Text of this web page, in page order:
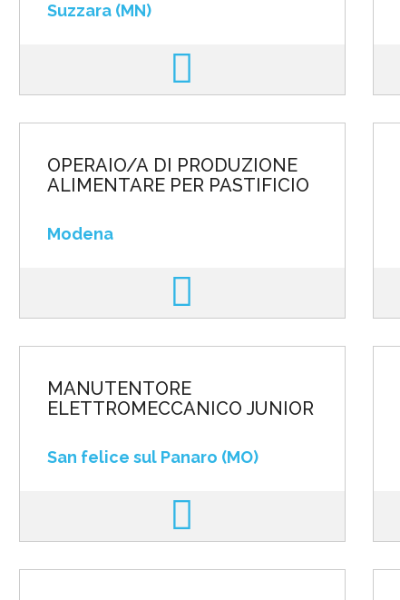
Suzzara (MN)
OPERAIO/A DI PRODUZIONE
ALIMENTARE PER PASTIFICIO
Modena
MANUTENTORE
ELETTROMECCANICO JUNIOR
San felice sul Panaro (MO)